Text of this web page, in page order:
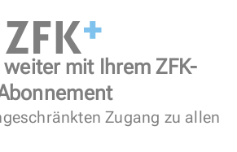
weiter mit Ihrem ZFK-
Zugang zu allen